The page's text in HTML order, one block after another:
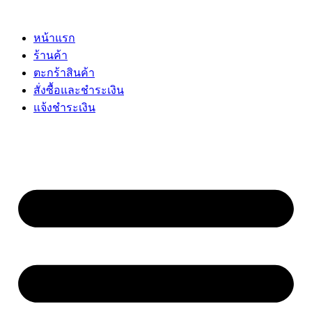
contentหน้าแรก
ร้านค้า
ตะกร้าสินค้า
สั่งซื้อและชำระเงิน
แจ้งชำระเงิน